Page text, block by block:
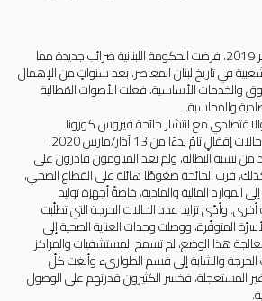
وفي 17 تشرين الأوّل/أكتوبر 2019، فرضت الحكومة اللبنانية ضرائب جديدة مما
في تاريخ لبنان المعاصر، بعد سنواتٍ من الإهمال
والخدمات الأساسية، فعلت الأصوات المُطالبة
والمحاسبة.
مع انتشار جائحة فيروس كورونا
(كوفيد-19) وما تبعها من حالات إقفالٍ تامّ بدءًا من 13 آذار/مارس 2020.
نسبة البطالة، ولم يعد المياومون قادرون على
فرت الجائحة ضغوطًا هائلة على القطاع الصحي،
المالية والمادية، خاصةً أجهزة توليد
وأدّى تزايد عدد الحالات الحرجة التي تطلّبت
المتوفّرة، ووصلت وحدات العناية الصحية إلى
هذا الوضع، لم تسمح المستشفيات والمراكز
والشابة إلى قسم الطوارىء وألغت كلّ
غير المستعجلة، فخسر الكثيرون قدرتهم على الوصول